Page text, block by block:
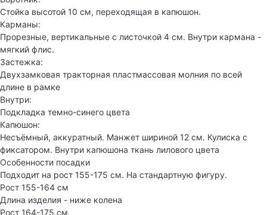
Стойка высотой 10 см, переходящая в капюшон.
Карманы:
Прорезные, вертикальные с листочкой 4 см. Внутри кармана -
мягкий флис.
Застежка:
Двухзамковая тракторная пластмассовая молния по всей
длине в рамке
Внутри:
Подкладка темно-синего цвета
Капюшон:
Несъёмный, аккуратный. Манжет шириной 12 см. Кулиска с
фиксатором. Внутри капюшона ткань лилового цвета
Особенности посадки
Подходит на рост 155-175 см. На стандартную фигуру.
Рост 155-164 см
Длина изделия - ниже колена
Рост 164-175 см